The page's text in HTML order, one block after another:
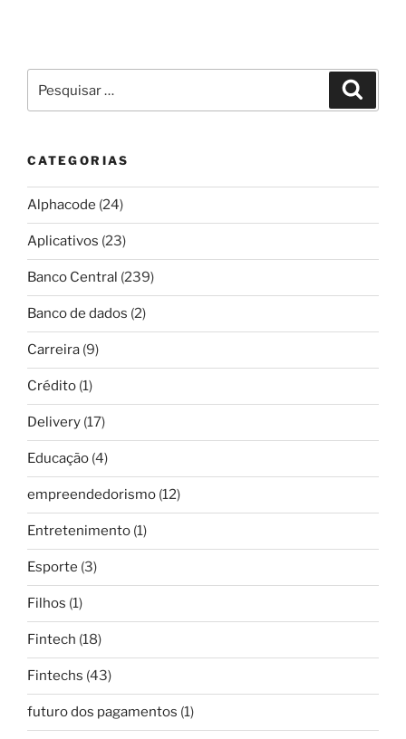
por:
CATEGORIAS
Alphacode (24)
Aplicativos (23)
Banco Central (239)
Banco de dados (2)
Carreira (9)
Crédito (1)
Delivery (17)
Educação (4)
empreendedorismo (12)
Entretenimento (1)
Esporte (3)
Filhos (1)
Fintech (18)
Fintechs (43)
futuro dos pagamentos (1)